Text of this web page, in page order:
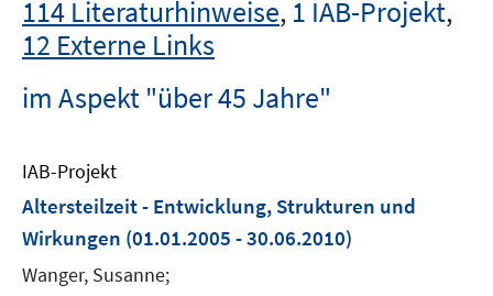
114 Literaturhinweise, 1 IAB-Projekt,
12 Externe Links
im Aspekt "über 45 Jahre"
IAB-Projekt
Altersteilzeit - Entwicklung, Strukturen und
Wirkungen (01.01.2005 - 30.06.2010)
Wanger, Susanne;